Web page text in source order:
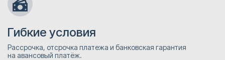
Гибкие условия
Рассрочка, отсрочка платежа и банковская гарантия
на авансовый платёж.